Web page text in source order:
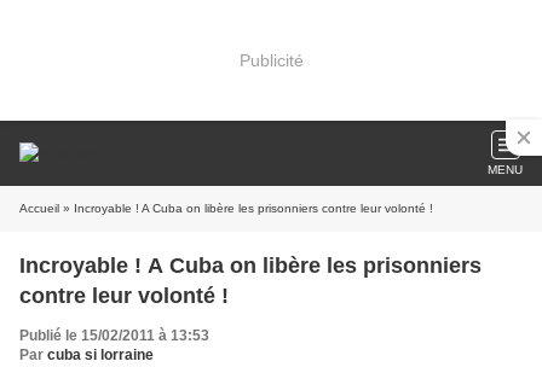
Publicité
MENU
Accueil » Incroyable ! A Cuba on libère les prisonniers contre leur volonté !
Incroyable ! A Cuba on libère les prisonniers
contre leur volonté !
Publié le 15/02/2011 à 13:53
Par cuba si lorraine